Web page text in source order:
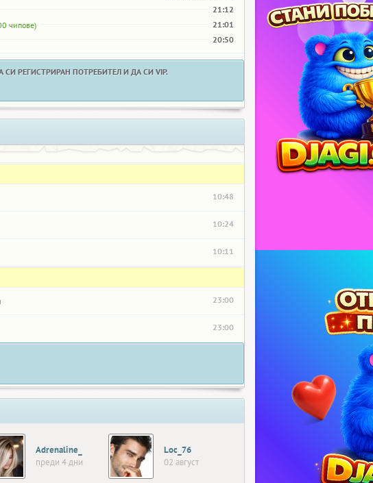
21:12
чипове) 21:01
20:50
РЕГИСТРИРАН ПОТРЕБИТЕЛ И ДА СИ VIP.
10:48
10:24
10:11
23:00
23:00
Adrenaline_
преди 4 дни
Loc_76
02 август